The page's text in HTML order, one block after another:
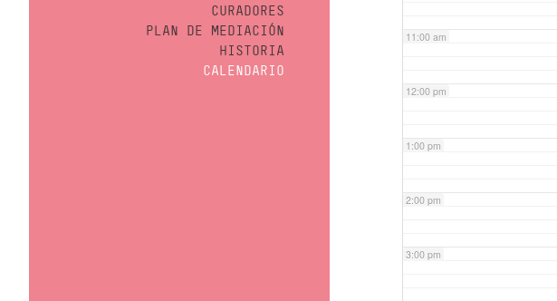
CURADORES
PLAN DE MEDIACIÓN
HISTORIA
CALENDARIO
11:00 am
12:00 pm
1:00 pm
2:00 pm
3:00 pm